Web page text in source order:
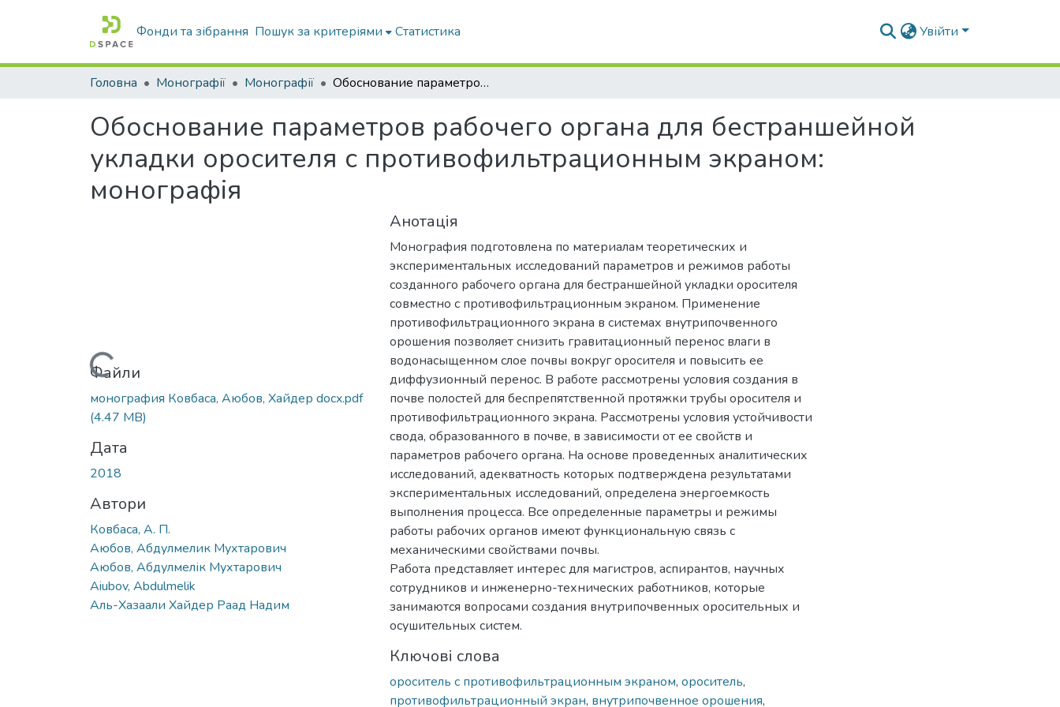
Фонди та зібрання Пошук за критеріями Статистика Увійти
Головна Монографії Монографії Обоснование параметров рабочего органа для бестраншейной укладки оросителя с противофильтрационным экраном: монографія
Обоснование параметров рабочего органа для бестраншейной
укладки оросителя с противофильтрационным экраном:
монографія
Вантажиться...
Файли
монография Ковбаса, Аюбов, Хайдер docx.pdf
(4.47 MB)
Дата
2018
Автори
Ковбаса, А. П.
Аюбов, Абдулмелик Мухтарович
Аюбов, Абдулмелік Мухтарович
Aiubov, Abdulmelik
Аль-Хазаали Хайдер Раад Надим
Анотація
Монография подготовлена по материалам теоретических и
экспериментальных исследований параметров и режимов работы
созданного рабочего органа для бестраншейной укладки оросителя
совместно с противофильтрационным экраном. Применение
противофильтрационного экрана в системах внутрипочвенного
орошения позволяет снизить гравитационный перенос влаги в
водонасыщенном слое почвы вокруг оросителя и повысить ее
диффузионный перенос. В работе рассмотрены условия создания в
почве полостей для беспрепятственной протяжки трубы оросителя и
противофильтрационного экрана. Рассмотрены условия устойчивости
свода, образованного в почве, в зависимости от ее свойств и
параметров рабочего органа. На основе проведенных аналитических
исследований, адекватность которых подтверждена результатами
экспериментальных исследований, определена энергоемкость
выполнения процесса. Все определенные параметры и режимы
работы рабочих органов имеют функциональную связь с
механическими свойствами почвы.
Работа представляет интерес для магистров, аспирантов, научных
сотрудников и инженерно-технических работников, которые
занимаются вопросами создания внутрипочвенных оросительных и
осушительных систем.
Ключові слова
ороситель с противофильтрационным экраном, ороситель,
противофильтрационный экран, внутрипочвенное орошения,